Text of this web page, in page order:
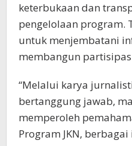
keterbukaan dan
pengelolaan program.
untuk menjembatani
membangun
“Melalui karya
bertanggung jawab,
memperoleh
Program JKN,